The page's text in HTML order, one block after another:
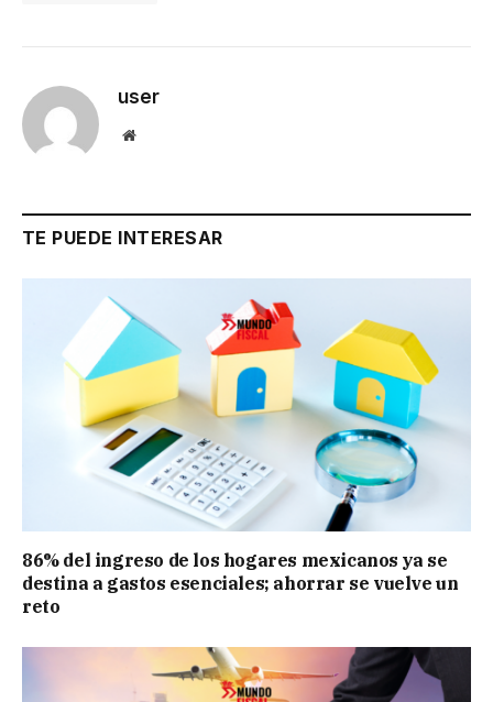
user
Website
TE PUEDE INTERESAR
86% del ingreso de los hogares mexicanos ya se
destina a gastos esenciales; ahorrar se vuelve un
reto